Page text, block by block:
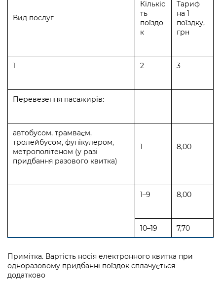
Вид послуг
Кількіс
ть
поїздо
к
Тариф
на 1
поїздку,
грн
1 2 3
Перевезення пасажирів:
автобусом, трамваєм,
тролейбусом, фунікулером,
метрополітеном (у разі
придбання разового квитка)
1 8,00
тролейбусом, фунікулером,
метрополітеном (у разі
одноразового придбання
1–9 8,00
10–19 7,70
7,40
Примітка. Вартість носія електронного квитка при
одноразовому придбанні поїздок сплачується
додатково